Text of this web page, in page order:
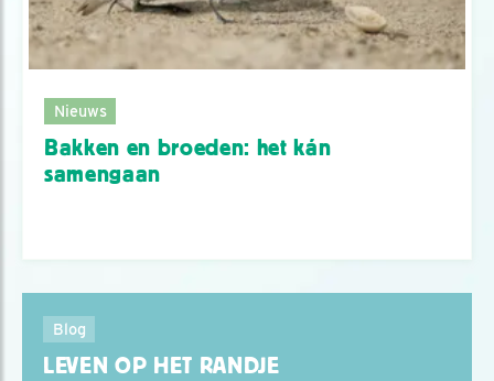
Nieuws
Bakken en broeden: het kán
samengaan
Blog
LEVEN OP HET RANDJE